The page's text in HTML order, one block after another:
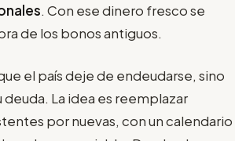
. Con ese dinero fresco se
de los bonos antiguos.
el país deje de endeudarse, sino
deuda. La idea es reemplazar
por nuevas, con un calendario